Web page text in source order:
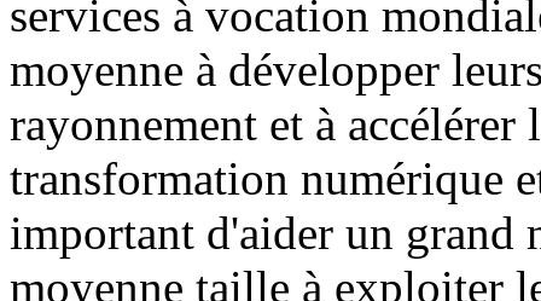
services à vocation
moyenne à développer
rayonnement et à accélérer
transformation numérique
important d'aider un grand
moyenne taille à exploiter